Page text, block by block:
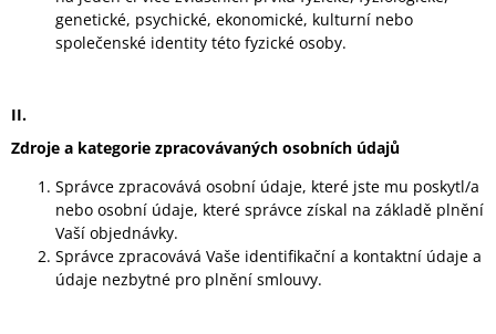
genetické, psychické, ekonomické, kulturní nebo
společenské identity této fyzické osoby.
II.
Zdroje a kategorie zpracovávaných osobních údajů
Správce zpracovává osobní údaje, které jste mu poskytl/a
nebo osobní údaje, které správce získal na základě plnění
Vaší objednávky.
Správce zpracovává Vaše identifikační a kontaktní údaje a
údaje nezbytné pro plnění smlouvy.